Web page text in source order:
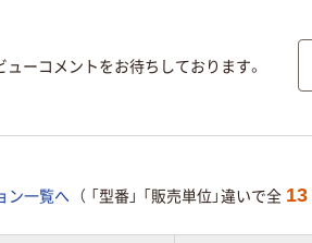
ーコメントをお待ちしております。
ン一覧へ （ 「型番」 「販売単位」違いで全 13